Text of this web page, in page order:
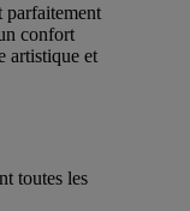
parfaitement
confort
artistique et
toutes les